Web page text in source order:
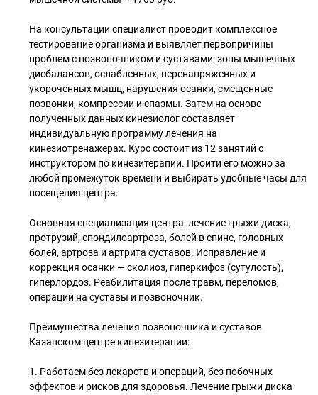
На консультации специалист проводит комплексное
тестирование организма и выявляет первопричины
проблем с позвоночником и суставами: зоны мышечных
дисбалансов, ослабленных, перенапряженных и
укороченных мышц, нарушения осанки, смещенные
позвонки, компрессии и спазмы. Затем на основе
полученных данных кинезиолог составляет
индивидуальную программу лечения на
кинезиотренажерах. Курс состоит из 12 занятий с
инструктором по кинезитерапии. Пройти его можно за
любой промежуток времени и выбирать удобные часы для
посещения центра.
Основная специализация центра: лечение грыжи диска,
протрузий, спондилоартроза, болей в спине, головных
болей, артроза и артрита суставов. Исправление и
коррекция осанки — сколиоз, гиперкифоз (сутулость),
гиперлордоз. Реабилитация после травм, переломов,
операций на суставы и позвоночник.
Преимущества лечения позвоночника и суставов
Казанском центре кинезитерапии:
1. Работаем без лекарств и операций, без побочных
эффектов и рисков для здоровья. Лечение грыжи диска